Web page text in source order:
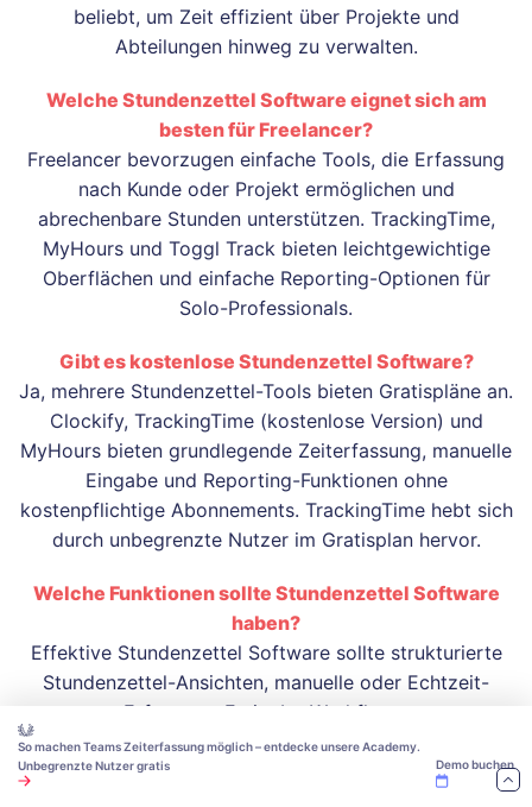
beliebt, um Zeit effizient über Projekte und
Abteilungen hinweg zu verwalten.
Welche Stundenzettel Software eignet sich am
besten für Freelancer?
Freelancer bevorzugen einfache Tools, die Erfassung
nach Kunde oder Projekt ermöglichen und
abrechenbare Stunden unterstützen. TrackingTime,
MyHours und Toggl Track bieten leichtgewichtige
Oberflächen und einfache Reporting-Optionen für
Solo-Professionals.
Gibt es kostenlose Stundenzettel Software?
Ja, mehrere Stundenzettel-Tools bieten Gratispläne an.
Clockify, TrackingTime (kostenlose Version) und
MyHours bieten grundlegende Zeiterfassung, manuelle
Eingabe und Reporting-Funktionen ohne
kostenpflichtige Abonnements. TrackingTime hebt sich
durch unbegrenzte Nutzer im Gratisplan hervor.
Welche Funktionen sollte Stundenzettel Software
haben?
Effektive Stundenzettel Software sollte strukturierte
Stundenzettel-Ansichten, manuelle oder Echtzeit-
Erfassung, Freigabe-Workflows,
Projektkategorisierung, abrechenbare
Stundenerfassung und Integration mit Lohnabrechnung
So machen Teams Zeiterfassung möglich – entdecke unsere Academy.
Unbegrenzte Nutzer gratis
Demo buchen